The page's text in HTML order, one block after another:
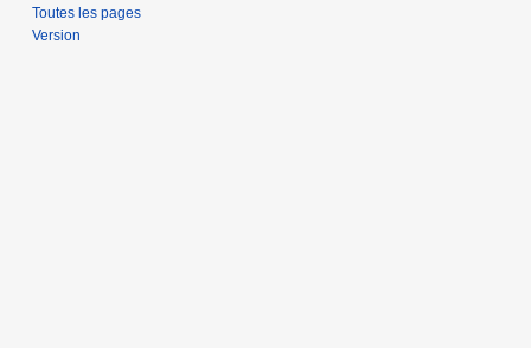
Toutes les pages
Version